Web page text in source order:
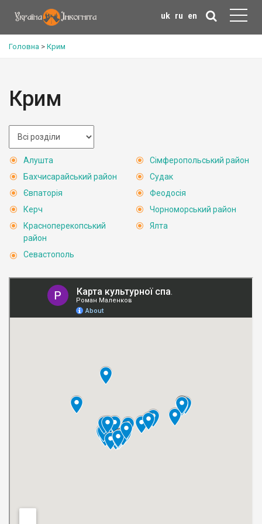
uk ru en
Головна > Крим
Крим
Алушта
Бахчисарайський район
Євпаторія
Керч
Красноперекопський
район
Севастополь
Сімферопольський район
Судак
Феодосія
Чорноморський район
Ялта